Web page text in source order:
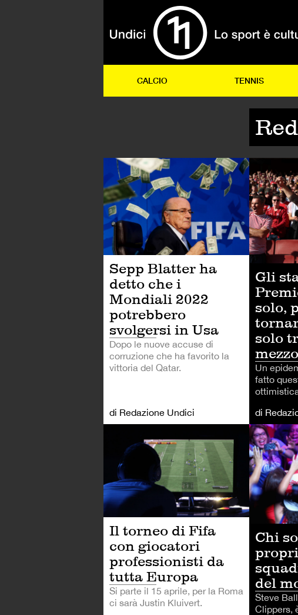
CALCIO TENNIS
Sepp Blatter ha
detto che i
Mondiali 2022
potrebbero
svolgersi in Usa
Dopo le nuove accuse di
corruzione che ha favorito la
vittoria del Qatar.
di Redazione Undici
Gli
solo,
solo
mezzo
Un
fatto
di
ALTRI SPORT
Il torneo di Fifa
con giocatori
professionisti da
tutta Europa
Si parte il 15 aprile, per la Roma
ci sarà Justin Kluivert.
Chi
del
Steve
Clippers,